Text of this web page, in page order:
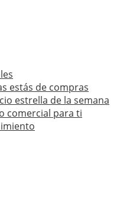
estás de compras
estrella de la semana
comercial para ti